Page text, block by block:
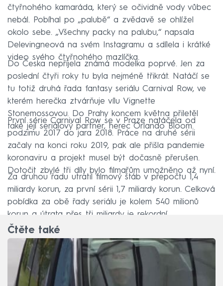
čtyřnohého kamaráda, který se očividně vody vůbec
nebál. Pobíhal po „palubě“ a zvědavě se ohlížel
okolo sebe. „Všechny packy na palubu,“ napsala
Delevingneová na svém Instagramu a sdílela i krátké
video svého čtyřnohého mazlíčka.
Do Česka nepřijela známá modelka poprvé. Jen za
poslední čtyři roky tu byla nejméně třikrát. Natáčí se
tu totiž druhá řada fantasy seriálu Carnival Row, ve
kterém herečka ztvárňuje vílu Vignette
Stonemossovou. Do Prahy koncem května přiletěl
také její seriálový partner, herec Orlando Bloom.
První série Carnival Row se v Praze natáčela od
podzimu 2017 do jara 2018. Práce na druhé sérii
začaly na konci roku 2019, pak ale přišla pandemie
koronaviru a projekt musel být dočasně přerušen.
Dotočit zbylé tři díly bylo filmařům umožněno až nyní.
Za druhou řadu utratil filmový štáb v přepočtu 1,4
miliardy korun, za první sérii 1,7 miliardy korun. Celková
pobídka za obě řady seriálu je kolem 540 milionů
korun a útrata přes tři miliardy je rekordní.
Čtěte také